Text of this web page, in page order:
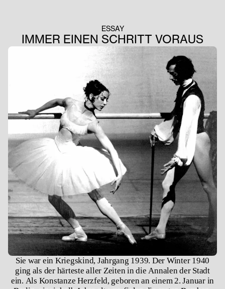
ESSAY
IMMER EINEN SCHRITT VORAUS
​​Sie war ein Kriegskind, Jahrgang 1939. Der Winter 1940
ging als der härteste aller Zeiten in die Annalen der Stadt
ein. Als Konstanze Herzfeld, geboren an einem 2. Januar in